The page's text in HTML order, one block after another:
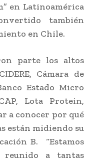
en Latinoamérica
también
en Chile.
parte los altos
Cámara de
Estado Micro
Lota Protein,
a conocer por qué
están midiendo su
B. “Estamos
reunido a tantas